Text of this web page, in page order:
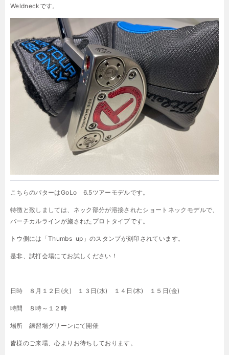
Weldneckです。
こちらのパターはGoLo 6.5ツアーモデルです。
特徴と致しましては、ネック部分が溶接されたショートネックモデルで、
バーチカルラインが施されたプロトタイプです。
トウ側には「Thumbs up」のスタンプが刻印されています。
是非、試打会場にてお試しください！
日時 ８月１２日(火) １３日(水) １４日(木) １５日(金)
時間 ８時～１２時
場所 練習場グリーンにて開催
皆様のご来場、心よりお待ちしております。